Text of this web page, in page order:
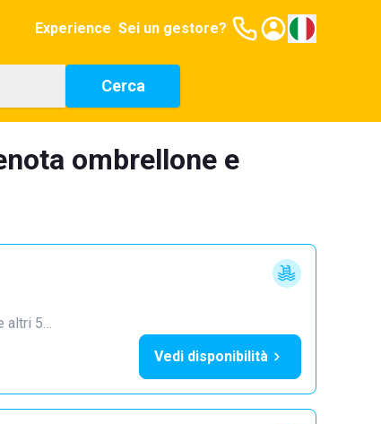
Experience Sei un gestore?
Cerca
ombrellone e
altri 5…
Vedi disponibilità